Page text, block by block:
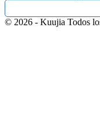
© 2026 - Kuujia Todos